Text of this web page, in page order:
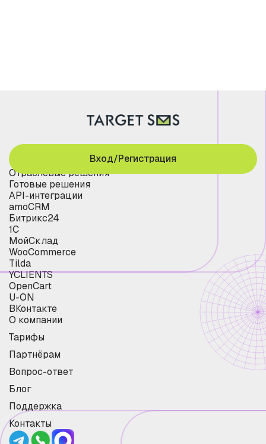
Отраслевые решения
Готовые решения
API-интеграции
amoCRM
Битрикс24
1С
МойСклад
WooCommerce
Tilda
YCLIENTS
OpenCart
U-ON
ВКонтакте
О компании
Тарифы
Партнёрам
Вопрос-ответ
Блог
Поддержка
Контакты
Вход/Регистрация